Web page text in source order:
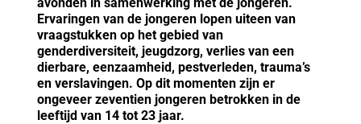
Ervaringen van de jongeren lopen uiteen van
vraagstukken op het gebied van
genderdiversiteit, jeugdzorg, verlies van een
dierbare, eenzaamheid, pestverleden, trauma’s
en verslavingen. Op dit momenten zijn er
ongeveer zeventien jongeren betrokken in de
leeftijd van 14 tot 23 jaar.